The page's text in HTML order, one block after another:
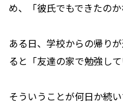
め、「彼氏でもできたの
ある日、学校からの帰り
ると「友達の家で勉強し
そういうことが何日か続